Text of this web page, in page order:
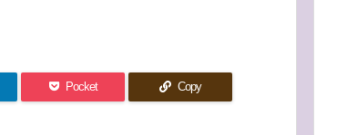
Pocket Copy